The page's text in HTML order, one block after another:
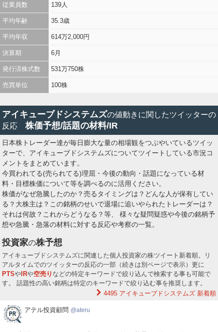
従業員数 139人
平均年齢 35.3歳
平均年収 614万2,000円
決算期 6月
発行済株式数 531万750株
売買単位 100株
アイキューブドシステムズの値動きに関したツイッターの
反応 株価予想/話題の材料/IR
日本株トレーダー達が毎日膨大な量の相場観をつぶやいているツイッ
ターで、アイキューブドシステムズについてツイートしている市況コ
メントをまとめています。
今買われてる(売られてる)理屈・今後の動向・話題になっている材
料・目標株価について等を調べるのに活用ください。
株価がなぜ急騰したのか？売るタイミングは？どんな人が保有してい
る？大株主は？この銘柄のせいで退場に追いやられたトレーダーは？
それは何故？これからどうなる？等、 様々な疑問疑惑や今後の銘柄予
想や急騰・急落の材料に対する反応や考察の一覧。
投資家の株予想
アイキューブドシステムズに関連した個人投資家の株ツイート新着順。リ
アルタイムでのツイッターの反応の一部（続きは別ページで表示）更に
PTSや IRや空売り などの特定キーワードで絞り込んで検索する事も可能で
す。 話題性の高い銘柄は特定のキーワードで絞り込む事を推奨します。
4495 アイキューブドシステムズ 新着順
ア
アテル投資顧問 ateru